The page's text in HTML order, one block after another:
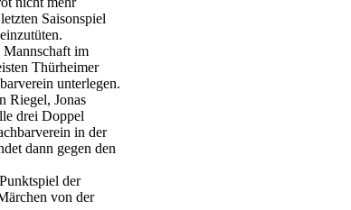
Saisonspiel
Mannschaft im
Thürheimer
unterlegen.
Riegel, Jonas
drei Doppel
in der
dann gegen den
der
von der